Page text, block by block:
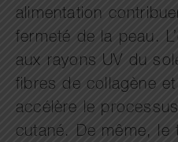
alimentation
fermeté de la peau.
aux rayons UV du
fibres de collagène
accélère le
cutané. De même, le